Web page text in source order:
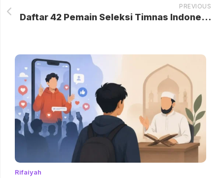
PREVIOUS
Daftar 42 Pemain Seleksi Timnas Indonesia U-17 Pilihan Kurniawan Dwi Yulianto: Harapan Baru untuk Panggung Internasional
Rifaiyah